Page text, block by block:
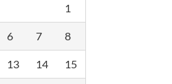
1
6 7 8
13 14 15